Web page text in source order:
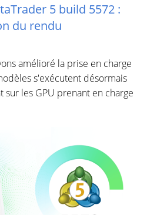
5 build 5572 :
du rendu
amélioré la prise en charge
s'exécutent désormais
les GPU prenant en charge